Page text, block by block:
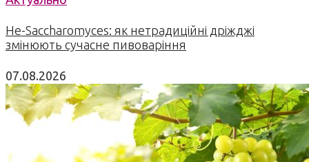
Не-Saccharomyces: як нетрадиційні дріжджі
змінюють сучасне пивоваріння
07.08.2026